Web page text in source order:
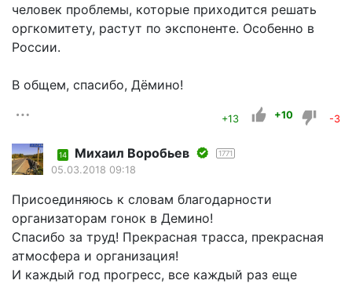
человек проблемы, которые приходится решать
оргкомитету, растут по экспоненте. Особенно в
России.
В общем, спасибо, Дёмино!
+13 +10 -3
14 Mихаил Воробьев 1771
05.03.2018 09:18
Присоединяюсь к словам благодарности
организаторам гонок в Демино!
Спасибо за труд! Прекрасная трасса, прекрасная
атмосфера и организация!
И каждый год прогресс, все каждый раз еще